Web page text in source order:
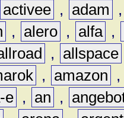
activee , adam
, alero , alfa ,
, allspace
, amazon
e , an ,